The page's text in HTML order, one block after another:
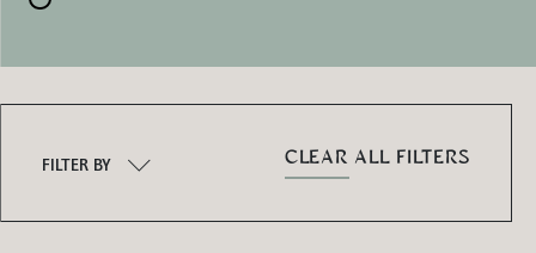
FILTER BY CLEAR ALL FILTERS